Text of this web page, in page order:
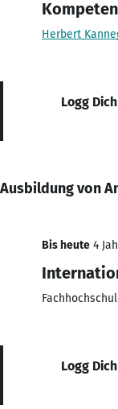
Herbert
Logg
Ausbildung von
Bis heute 4
Logg